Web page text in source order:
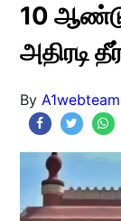
10
அதிரடி
By